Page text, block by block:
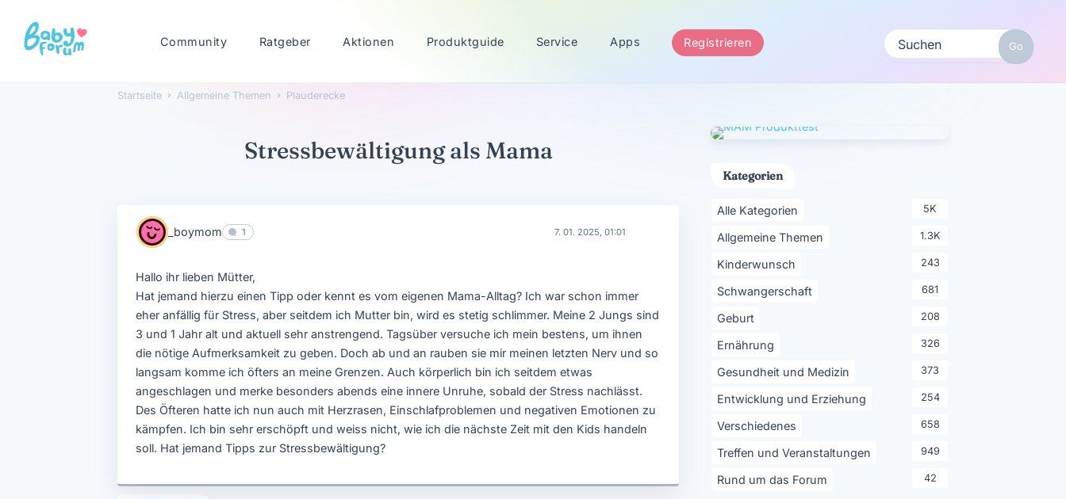
Community Ratgeber Aktionen Produktguide Service Apps Registrieren
Startseite › Allgemeine Themen › Plauderecke
Stressbewältigung als Mama
_boymom 1 7. 01. 2025, 01:01
Hallo ihr lieben Mütter,
Hat jemand hierzu einen Tipp oder kennt es vom eigenen Mama-Alltag? Ich war schon immer
eher anfällig für Stress, aber seitdem ich Mutter bin, wird es stetig schlimmer. Meine 2 Jungs sind
3 und 1 Jahr alt und aktuell sehr anstrengend. Tagsüber versuche ich mein bestens, um ihnen
die nötige Aufmerksamkeit zu geben. Doch ab und an rauben sie mir meinen letzten Nerv und so
langsam komme ich öfters an meine Grenzen. Auch körperlich bin ich seitdem etwas
angeschlagen und merke besonders abends eine innere Unruhe, sobald der Stress nachlässt.
Des Öfteren hatte ich nun auch mit Herzrasen, Einschlafproblemen und negativen Emotionen zu
kämpfen. Ich bin sehr erschöpft und weiss nicht, wie ich die nächste Zeit mit den Kids handeln
soll. Hat jemand Tipps zur Stressbewältigung?
Kategorien
5K
Alle Kategorien
1.3K
Allgemeine Themen
243
Kinderwunsch
681
Schwangerschaft
208
Geburt
326
Ernährung
373
Gesundheit und Medizin
254
Entwicklung und Erziehung
658
Verschiedenes
949
Treffen und Veranstaltungen
42
Rund um das Forum